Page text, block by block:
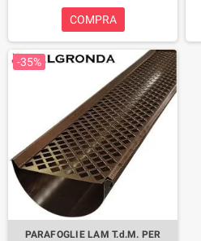
COMPRA
-35%
PARAFOGLIE LAM T.d.M. PER